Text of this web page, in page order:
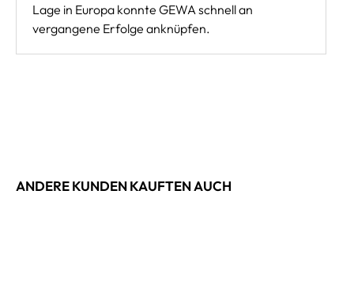
Lage in Europa konnte GEWA schnell an
vergangene Erfolge anknüpfen.
ANDERE KUNDEN KAUFTEN AUCH